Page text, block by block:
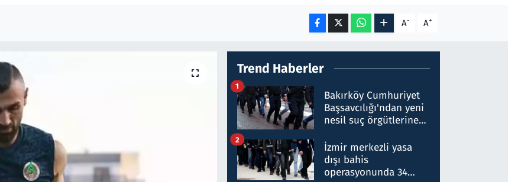
A- A+
Trend Haberler
Bakırköy Cumhuriyet
Başsavcılığı'ndan yeni
nesil suç örgütlerine
hakkında gözaltı kararı
1
İzmir merkezli yasa
dışı bahis
operasyonunda 34
2